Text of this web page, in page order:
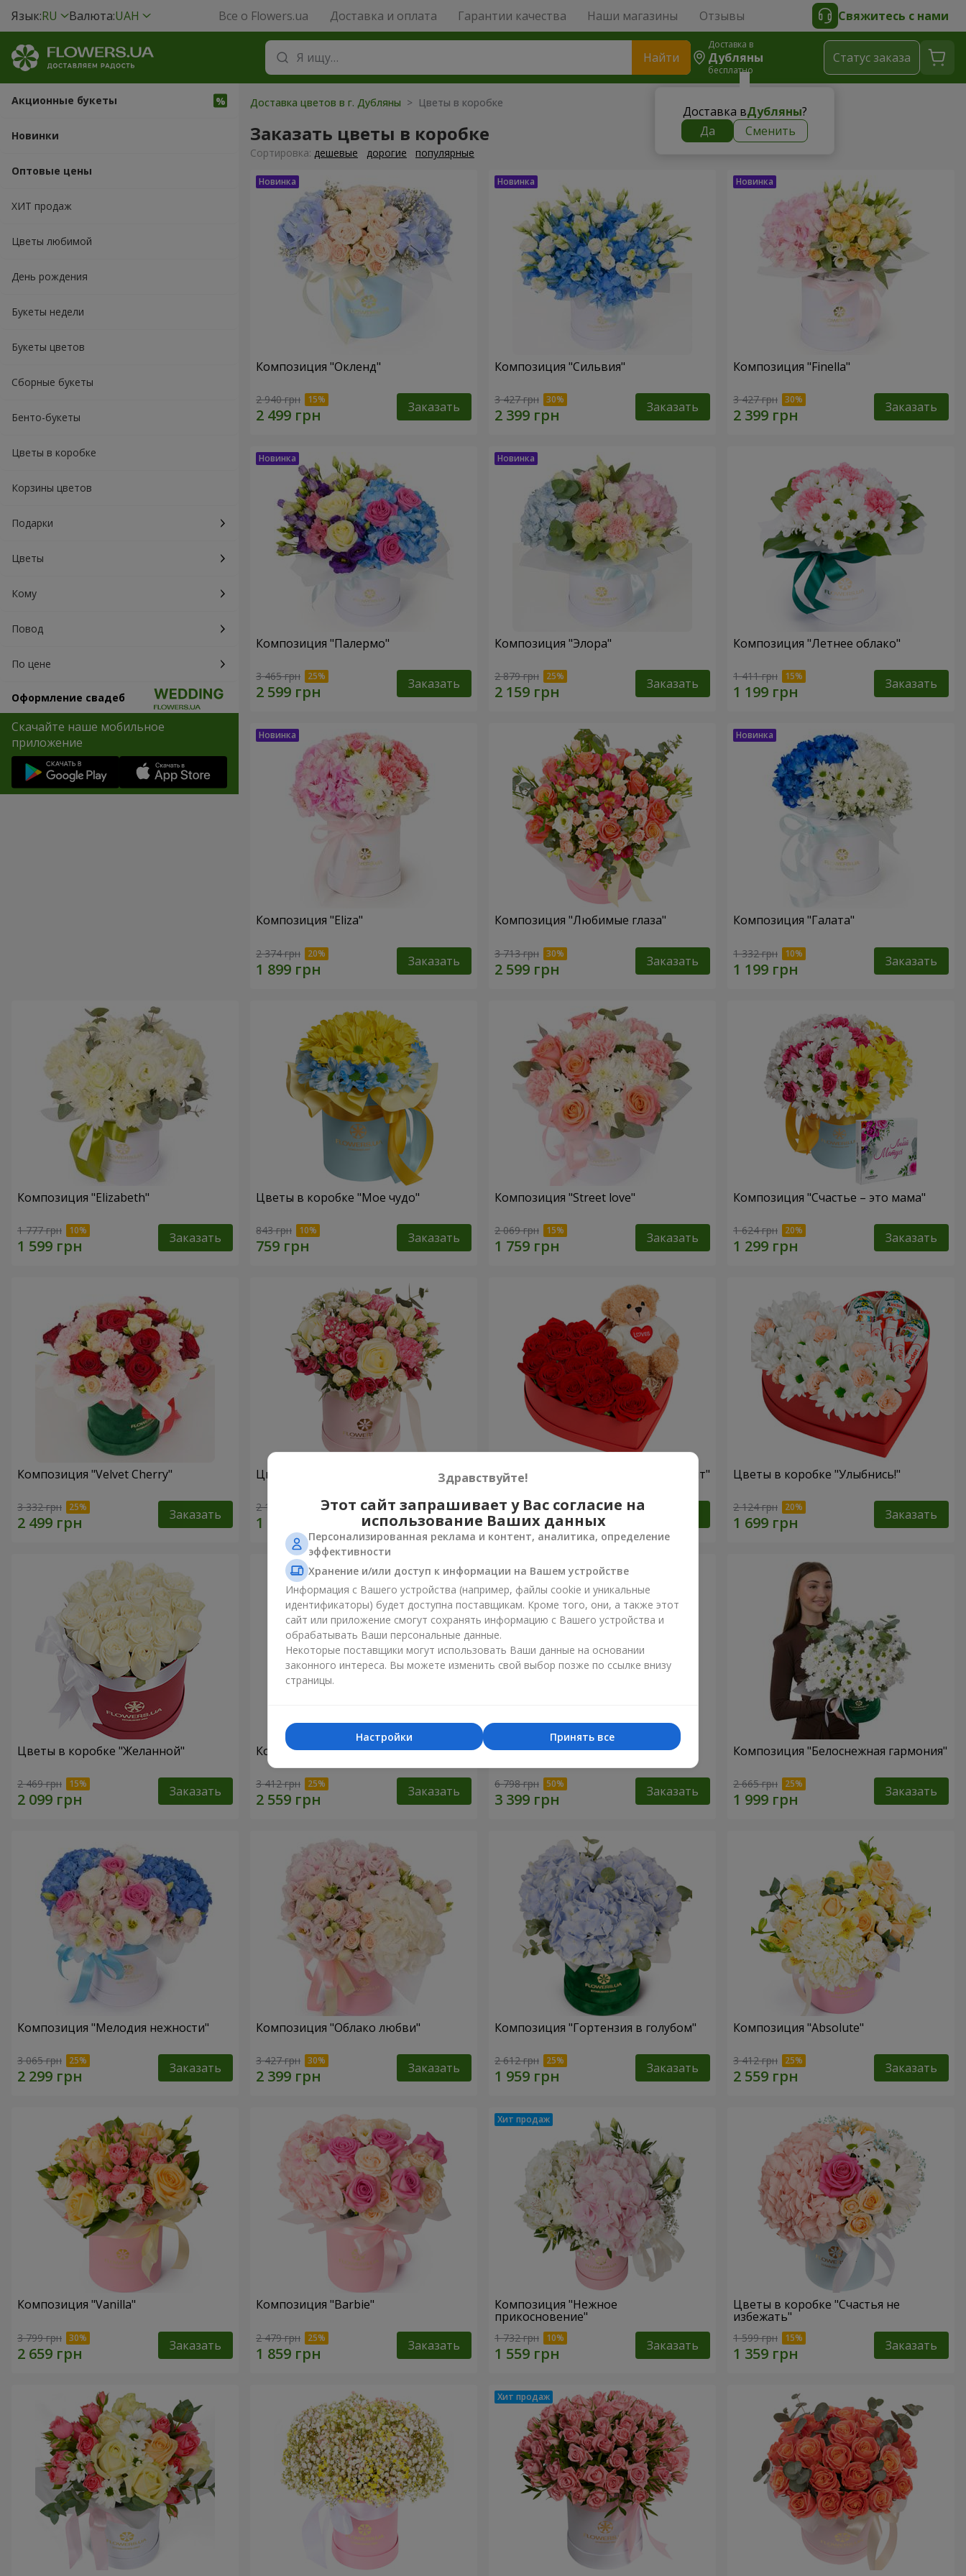
Язык:RU Валюта:UAH Все о Flowers.ua Доставка и оплата Гарантии качества Наши магазины Отзывы Свяжитесь с нами
Найти
Доставка в
Дубляны
бесплатно
Доставка вДубляны?
Да
Сменить
Cтатус заказа
Акционные букеты
Новинки
Оптовые цены
ХИТ продаж
Цветы любимой
День рождения
Букеты недели
Букеты цветов
Сборные букеты
Бенто-букеты
Цветы в коробке
Корзины цветов
Подарки
Цветы
Кому
Повод
По цене
Оформление свадеб
Скачайте наше мобильное
приложение
Доставка цветов в г. Дубляны > Цветы в коробке
Заказать цветы в коробке
Cортировка: дешевые дорогие популярные
Композиция "Окленд"
2 940 грн Заказать
Композиция "Сильвия"
3 427 грн Заказать
Композиция "Finella"
3 427 грн Заказать
Композиция "Палермо"
3 465 грн Заказать
Композиция "Элора"
2 879 грн Заказать
Композиция "Летнее облако"
1 411 грн Заказать
Композиция "Eliza"
2 374 грн Заказать
Композиция "Любимые глаза"
3 713 грн Заказать
Композиция "Галата"
1 332 грн Заказать
Композиция "Elizabeth"
1 777 грн Заказать
Цветы в коробке "Мое чудо"
843 грн Заказать
Композиция "Street love"
2 069 грн Заказать
Композиция "Счастье – это мама"
1 624 грн Заказать
Композиция "Velvet Cherry"
3 332 грн Заказать
Цветы в коробке "Помпадур"
2 199 грн Заказать
Композиция "Трогательный презент"
2 332 грн
Цветы в коробке "Улыбнись!"
2 124 грн Заказать
Цветы в коробке "Желанной"
2 469 грн Заказать
Композиция "Lady in Red"
3 412 грн Заказать
Композиция в коробке "Любовь в
6 798 грн Заказать
Композиция "Белоснежная гармония"
2 665 грн Заказать
Композиция "Мелодия нежности"
3 065 грн Заказать
Композиция "Облако любви"
3 427 грн Заказать
Композиция "Гортензия в голубом"
2 612 грн Заказать
Композиция "Absolute"
3 412 грн Заказать
Композиция "Vanilla"
3 799 грн Заказать
Композиция "Barbie"
2 479 грн Заказать
Композиция "Нежное
прикосновение"
1 732 грн Заказать
Цветы в коробке "Счастья не
избежать"
1 599 грн Заказать
Здравствуйте!
Этот сайт запрашивает у Вас согласие на
использование Ваших данных
Персонализированная реклама и контент, аналитика, определение
эффективности
Хранение и/или доступ к информации на Вашем устройстве
Информация с Вашего устройства (например, файлы cookie и уникальные
идентификаторы) будет доступна поставщикам. Кроме того, они, а также этот
сайт или приложение смогут сохранять информацию с Вашего устройства и
обрабатывать Ваши персональные данные.
Некоторые поставщики могут использовать Ваши данные на основании
законного интереса. Вы можете изменить свой выбор позже по ссылке внизу
страницы.
Принять все
Настройки